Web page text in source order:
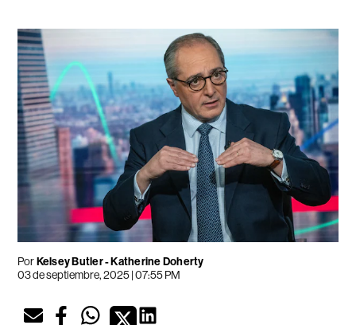
PorKelsey Butler - Katherine Doherty
03 de septiembre, 2025 | 07:55 PM